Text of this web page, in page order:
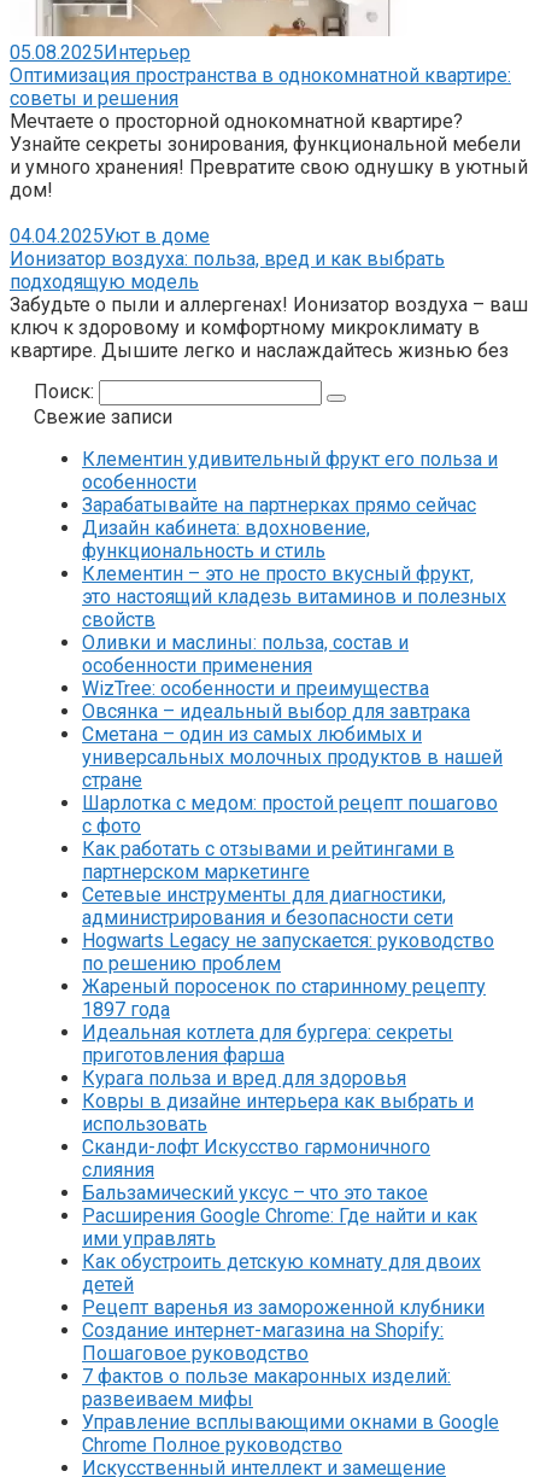
05.08.2025 Интерьер
Оптимизация пространства в однокомнатной квартире:
советы и решения
Мечтаете о просторной однокомнатной квартире?
Узнайте секреты зонирования, функциональной мебели
и умного хранения! Превратите свою однушку в уютный
дом!
04.04.2025Уют в доме
Ионизатор воздуха: польза, вред и как выбрать
подходящую модель
Забудьте о пыли и аллергенах! Ионизатор воздуха – ваш
ключ к здоровому и комфортному микроклимату в
квартире. Дышите легко и наслаждайтесь жизнью без
Поиск:
Свежие записи
Клементин удивительный фрукт его польза и
особенности
Зарабатывайте на партнерках прямо сейчас
Дизайн кабинета: вдохновение,
функциональность и стиль
Клементин – это не просто вкусный фрукт‚
это настоящий кладезь витаминов и полезных
свойств
Оливки и маслины: польза, состав и
особенности применения
WizTree: особенности и преимущества
Овсянка – идеальный выбор для завтрака
Сметана – один из самых любимых и
универсальных молочных продуктов в нашей
стране
Шарлотка с медом: простой рецепт пошагово
с фото
Как работать с отзывами и рейтингами в
партнерском маркетинге
Сетевые инструменты для диагностики,
администрирования и безопасности сети
Hogwarts Legacy не запускается: руководство
по решению проблем
Жареный поросенок по старинному рецепту
1897 года
Идеальная котлета для бургера: секреты
приготовления фарша
Курага польза и вред для здоровья
Ковры в дизайне интерьера как выбрать и
использовать
Сканди-лофт Искусство гармоничного
слияния
Бальзамический уксус – что это такое
Расширения Google Chrome: Где найти и как
ими управлять
Как обустроить детскую комнату для двоих
детей
Рецепт варенья из замороженной клубники
Создание интернет-магазина на Shopify:
Пошаговое руководство
7 фактов о пользе макаронных изделий:
развеиваем мифы
Управление всплывающими окнами в Google
Chrome Полное руководство
Искусственный интеллект и замещение